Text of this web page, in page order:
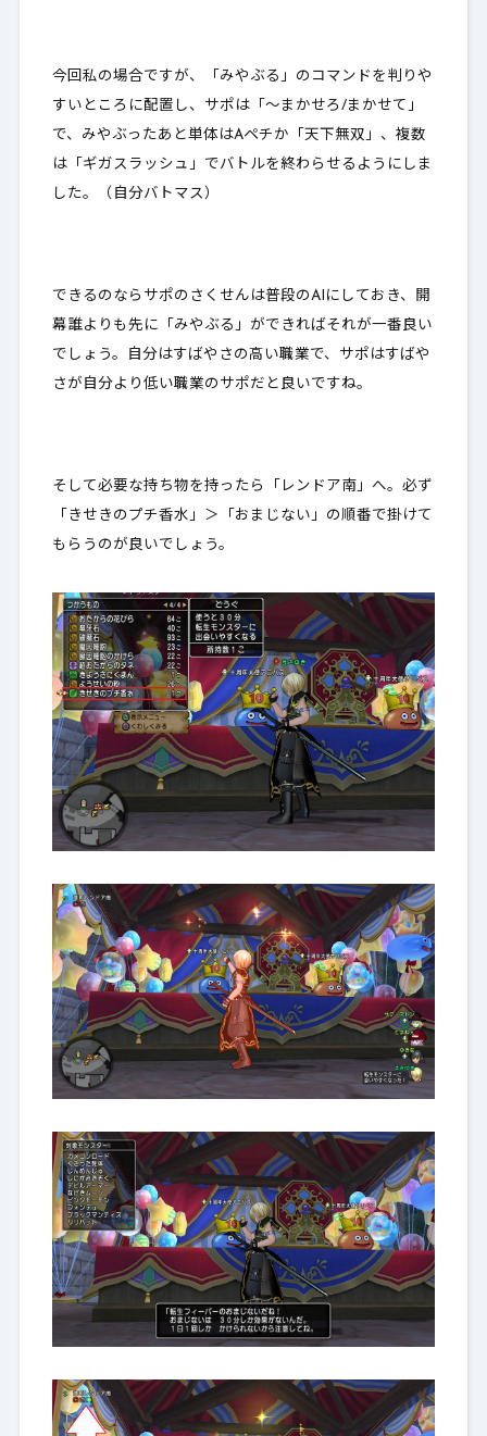
今回私の場合ですが、「みやぶる」のコマンドを判りや
すいところに配置し、サポは「～まかせろ/まかせて」
で、みやぶったあと単体はAペチか「天下無双」、複数
は「ギガスラッシュ」でバトルを終わらせるようにしま
した。（自分バトマス）
できるのならサポのさくせんは普段のAIにしておき、開
幕誰よりも先に「みやぶる」ができればそれが一番良い
でしょう。自分はすばやさの高い職業で、サポはすばや
さが自分より低い職業のサポだと良いですね。
そして必要な持ち物を持ったら「レンドア南」へ。必ず
「きせきのプチ香水」＞「おまじない」の順番で掛けて
もらうのが良いでしょう。